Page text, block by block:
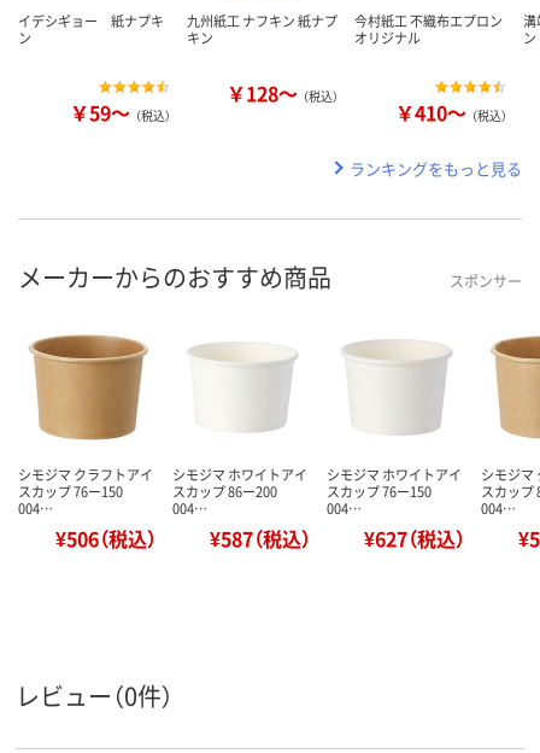
イデシギョー 紙ナプキ
ン
￥59～ （税込）
九州紙工 ナフキン 紙ナプ
キン
￥128～ （税込）
今村紙工 不織布エプロン
オリジナル
￥410～ （税込）
ン
ランキングをもっと見る
メーカーからのおすすめ商品 スポンサー
シモジマ クラフトアイ
スカップ 76ー150
004…
¥506（税込）
シモジマ ホワイトアイ
スカップ 86ー200
004…
¥587（税込）
シモジマ ホワイトアイ
スカップ 76ー150
004…
¥627（税込）
シモジマ
スカップ
004…
レビュー（0件）